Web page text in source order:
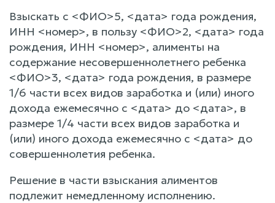
Взыскать с <ФИО>5, <дата> года рождения,
ИНН <номер>, в пользу <ФИО>2, <дата> года
рождения, ИНН <номер>, алименты на
содержание несовершеннолетнего ребенка
<ФИО>3, <дата> года рождения, в размере
1/6 части всех видов заработка и (или) иного
дохода ежемесячно с <дата> до <дата>, в
размере 1/4 части всех видов заработка и
(или) иного дохода ежемесячно с <дата> до
совершеннолетия ребенка.
Решение в части взыскания алиментов
подлежит немедленному исполнению.